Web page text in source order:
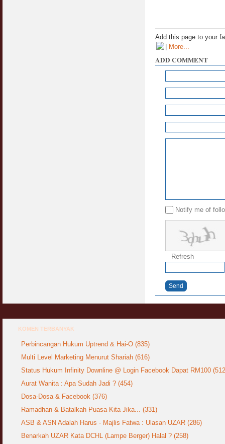
Add this page to your
More...
ADD COMMENT
Notify me of
Refresh
Send
KOMEN TERBANYAK
Perbincangan Hukum Uptrend & Hai-O (835)
Multi Level Marketing Menurut Shariah (616)
Status Hukum Infinity Downline @ Login Facebook Dapat RM100
Aurat Wanita : Apa Sudah Jadi ? (454)
Dosa-Dosa & Facebook (376)
Ramadhan & Batalkah Puasa Kita Jika... (331)
ASB & ASN Adalah Harus - Majlis Fatwa : Ulasan UZAR (286)
Benarkah UZAR Kata DCHL (Lampe Berger) Halal ? (258)